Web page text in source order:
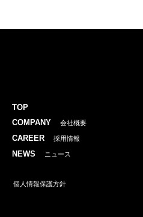
TOP
COMPANY
会社概要
CAREER 採用情報
NEWS ニュース
個人情報保護方針